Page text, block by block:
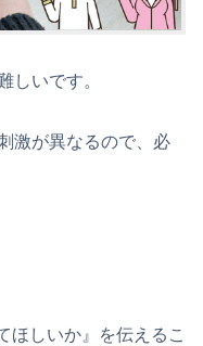
しいです。
激が異なるので、必
ほしいか』を伝えるこ